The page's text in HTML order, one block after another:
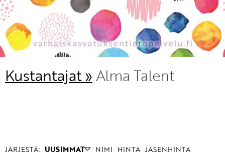
Kustantajat »Alma Talent
JÄRJESTÄ: UUSIMMAT NIMI HINTA JÄSENHINTA